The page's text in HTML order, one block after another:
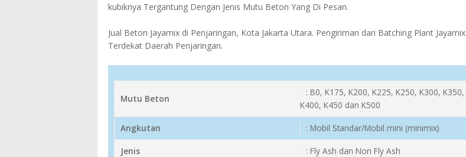
kubiknya Tergantung Dengan Jenis Mutu Beton Yang Di Pesan.
Jual Beton Jayamix di Penjaringan, Kota Jakarta Utara. Pengiriman dari Batching Plant Jayamix
Terdekat Daerah Penjaringan.
Mutu Beton
: B0, K175, K200, K225, K250, K300, K350,
K400, K450 dan K500
Angkutan : Mobil Standar/Mobil mini (minimix)
Jenis : Fly Ash dan Non Fly Ash